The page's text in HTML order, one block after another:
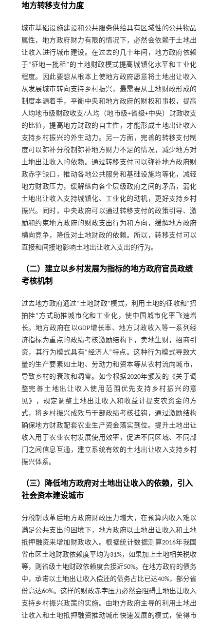
地方转移支付力度
城市基础设施建设和公共服务供给具有区域性的公共物品
属性，地方政府财力有限的情况下，必然会依赖于土地出
让收入进行城市建设。在过去的几十年间，地方政府依赖
于“征地—批租”的土地财政模式提高城镇化水平和工业化
程度。因此要想从根本上使地方政府愿意将土地出让收入
从发展城市转向支持乡村振兴，最需要从土地财政形成的
制度本源着手，平衡中央和地方政府的财权和事权，提高
人均地市级财政收支/人均（地市级+省级+中央）财政收支
的比值，提高地方财政的自主性，才能形成土地出让收入
支持乡村振兴的外生动力。另一方面，完善的转移支付制
度可以弥补分税制弥补地方财力不足的情况，减少地方对
土地出让收入的依赖。通过转移支付可以弥补地方政府财
政赤字缺口，推动各地公共服务和基础设施均等化，减轻
地方财政压力，缓解纵向各个层级政府之间的矛盾，弱化
土地出让收入支持城镇化、工业化的动机，更好支持乡村
振兴。同时，中央政府可以通过转移支付的政策引导、激
励和约束地方政府的财政支出行为和方向，缓解地方政府
横向竞争，降低对土地财政的依赖。所以，转移支付可以
直接和间接地影响土地出让收入支出的行为。
（二）建立以乡村发展为指标的地方政府官员政绩
考核机制
过去地方政府通过“土地财政”模式，利用土地的征收和“招
拍挂”方式助推城市化和工业化，使中国城市化率飞速增
长。地方政府在以GDP增长率、地方财政收入等一系列经
济指标为重点的政绩考核激励结构下，卖地生财，招商引
资，其行为模式具有“经济人”特点。这种行为模式导致大
量的生产要素如土地、劳动力和资本等从农村流向城市，
导致乡村的衰败和凋零。如今根据2020年颁发的《关于调
整完善土地出让收入使用范围优先支持乡村振兴的意
见》，规定调整土地出让收入和收益计提支农资金的方
式，将乡村振兴成效与干部政绩考核挂钩，通过激励结构
确保地方财政配套农业生产资金落实到位。提升土地出让
收入用于农业农村发展使用效率，促进不同区域、不同部
门之间信息互通，建立系统有效的土地出让收入支持乡村
振兴体系。
（三）降低地方政府对土地出让收入的依赖，引入
社会资本建设城市
分税制改革后地方政府财政压力增大，在预算内收入难以
满足公共支出的困境下，地方政府以土地出让收入和土地
抵押融资来增加财政收入。根据统计数据测算2016年我国
省市区土地财政依赖度平均为31%，如果加上土地相关税收
等，则省级土地财政依赖度会接近50%。在地方政府的债务
中，承诺以土地出让收入偿还的债务占比已达40%，部分省
份高达60%。这样的财政赤字压力必然会阻碍土地出让收入
支持乡村振兴政策的实施。由地方政府主导的利用土地出
让收入和土地抵押融资推动城市快速发展的模式，使得市